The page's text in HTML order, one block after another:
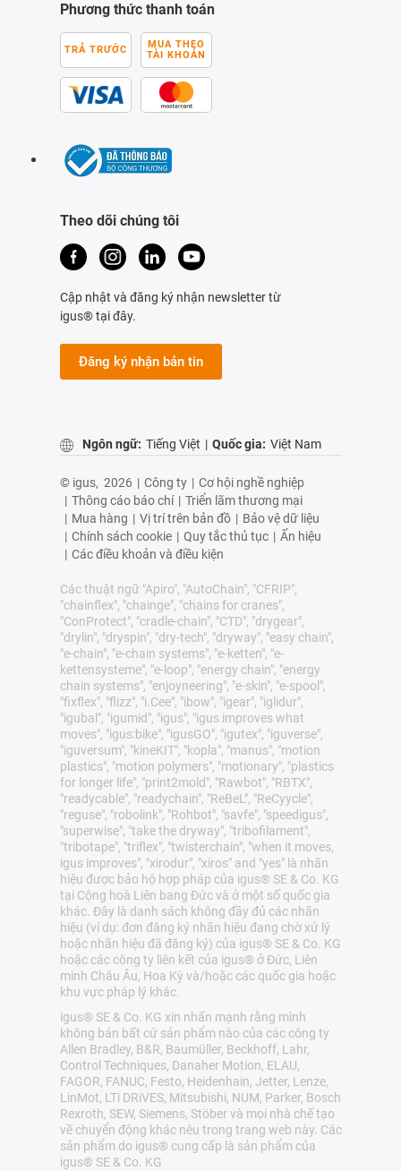
Phương thức thanh toán
TRẢ TRƯỚC
MUA THEO
TÀI KHOẢN
Theo dõi chúng tôi
Cập nhật và đăng ký nhận newsletter từ
igus® tại đây.
Đăng ký nhận bản tin
Ngôn ngữ: Tiếng Việt | Quốc gia: Việt Nam
© igus, 2026 | Công ty | Cơ hội nghề nghiệp
| Thông cáo báo chí | Triển lãm thương mại
| Mua hàng | Vị trí trên bản đồ | Bảo vệ dữ liệu
| Chính sách cookie | Quy tắc thủ tục | Ấn hiệu
| Các điều khoản và điều kiện
Các thuật ngữ "Apiro", "AutoChain", "CFRIP",
"chainflex", "chainge", "chains for cranes",
"ConProtect", "cradle-chain", "CTD", "drygear",
"drylin", "dryspin", "dry-tech", "dryway", "easy chain",
"e-chain", "e-chain systems", "e-ketten", "e-
kettensysteme", "e-loop", "energy chain", "energy
chain systems", "enjoyneering", "e-skin", "e-spool",
"fixflex", "flizz", "i.Cee", "ibow", "igear", "iglidur",
"igubal", "igumid", "igus", "igus improves what
moves", "igus:bike", "igusGO", "igutex", "iguverse",
"iguversum", "kineKIT", "kopla", "manus", "motion
plastics", "motion polymers", "motionary", "plastics
for longer life", "print2mold", "Rawbot", "RBTX",
"readycable", "readychain", "ReBeL", "ReCyycle",
"reguse", "robolink", "Rohbot", "savfe", "speedigus",
"superwise", "take the dryway", "tribofilament",
"tribotape", "triflex", "twisterchain", "when it moves,
igus improves", "xirodur", "xiros" and "yes" là nhãn
hiệu được bảo hộ hợp pháp của igus® SE & Co. KG
tại Cộng hoà Liên bang Đức và ở một số quốc gia
khác. Đây là danh sách không đầy đủ các nhãn
hiệu (ví dụ: đơn đăng ký nhãn hiệu đang chờ xử lý
hoặc nhãn hiệu đã đăng ký) của igus® SE & Co. KG
hoặc các công ty liên kết của igus® ở Đức, Liên
minh Châu Âu, Hoa Kỳ và/hoặc các quốc gia hoặc
khu vực pháp lý khác.
igus® SE & Co. KG xin nhấn mạnh rằng mình
không bán bất cứ sản phẩm nào của các công ty
Allen Bradley, B&R, Baumüller, Beckhoff, Lahr,
Control Techniques, Danaher Motion, ELAU,
FAGOR, FANUC, Festo, Heidenhain, Jetter, Lenze,
LinMot, LTi DRiVES, Mitsubishi, NUM, Parker, Bosch
Rexroth, SEW, Siemens, Stöber và mọi nhà chế tạo
về chuyển động khác nêu trong trang web này. Các
sản phẩm do igus® cung cấp là sản phẩm của
igus® SE & Co. KG